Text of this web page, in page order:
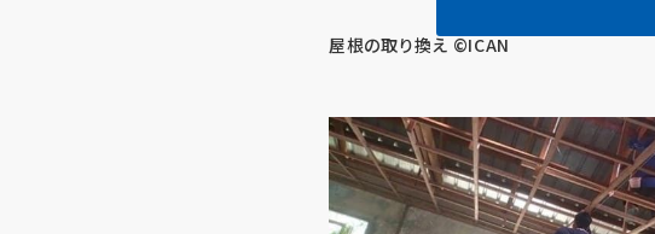
屋根の取り換え ©ICAN